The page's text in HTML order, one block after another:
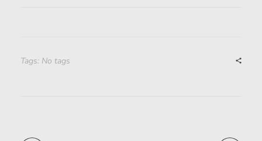
Tags: No tags